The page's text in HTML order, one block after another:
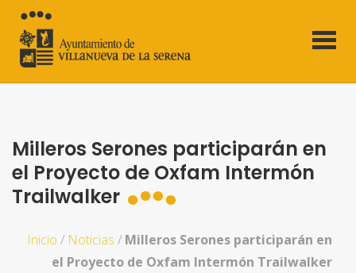
Milleros Serones participarán en
el Proyecto de Oxfam Intermón
Trailwalker
Inicio / Noticias / Milleros Serones participarán en
el Proyecto de Oxfam Intermón Trailwalker